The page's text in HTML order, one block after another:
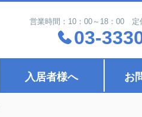
営業時間：10：00～18：00 定
03-
入居者様へ お